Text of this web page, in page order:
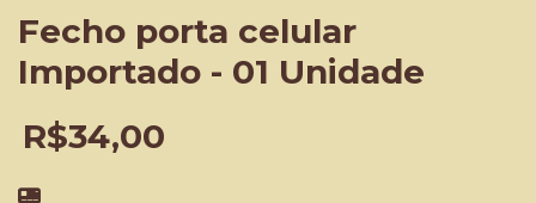
Fecho porta celular
Importado - 01 Unidade
R$34,00